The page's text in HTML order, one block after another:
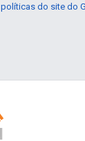
políticas do site do